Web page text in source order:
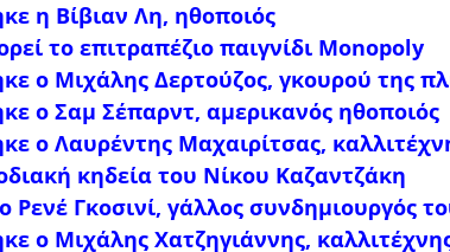
η Βίβιαν Λη, ηθοποιός
το επιτραπέζιο παιγνίδι Monopoly
ο Μιχάλης Δερτούζος, γκουρού της
ο Σαμ Σέπαρντ, αμερικανός ηθοποιός
ο Λαυρέντης Μαχαιρίτσας,
κηδεία του Νίκου Καζαντζάκη
Ρενέ Γκοσινί, γάλλος συνδημιουργός
ο Μιχάλης Χατζηγιάννης,